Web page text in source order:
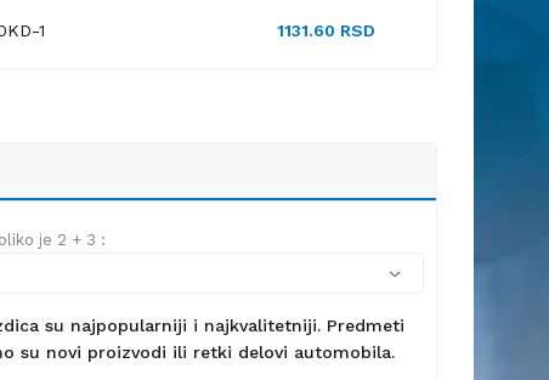
1 1131.60 RSD
je 2 + 3 :
su najpopularniji i najkvalitetniji. Predmeti
su novi proizvodi ili retki delovi automobila.